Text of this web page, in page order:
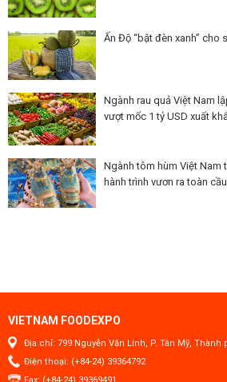
Ấn Độ “bật đèn xanh” cho
Ngành rau quả Việt Nam
vượt mốc 1 tỷ USD xuất
Ngành tôm hùm Việt Nam
hành trình vươn ra toàn cầu
VIETNAM FOODEXPO
Địa chỉ: 799 Nguyễn Văn Linh, P. Tân Mỹ, Thành
Điện thoại: (+84-24) 39364792
Fax: (+84-24) 39369491